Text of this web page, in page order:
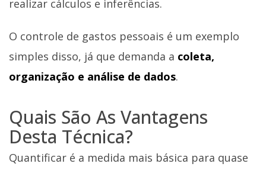
realizar cálculos e inferências.
O controle de gastos pessoais é um exemplo
simples disso, já que demanda a coleta,
organização e análise de dados.
Quais São As Vantagens
Desta Técnica?
Quantificar é a medida mais básica para quase